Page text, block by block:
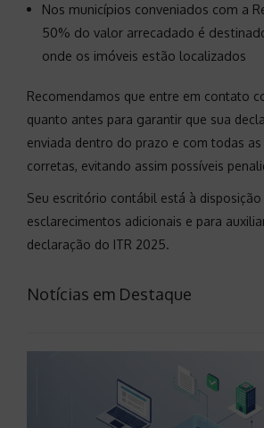
Nos municípios conveniados com a
50% do valor arrecadado é
onde os imóveis estão localizados
Recomendamos que entre em contato
quanto antes para garantir que sua
enviada dentro do prazo e com todas
corretas, evitando assim possíveis
Seu escritório contábil está à disposição
esclarecimentos adicionais e para
declaração do ITR 2025.
Notícias em Destaque